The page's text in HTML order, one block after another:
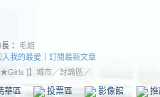
： 毛姐
入我的最愛
訂閱最新文章
]】城市／討論區／
華區 投票區 影像館